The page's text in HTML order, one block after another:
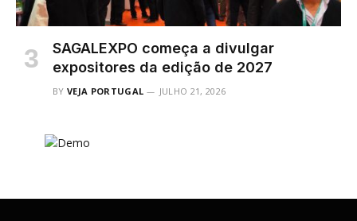
SAGALEXPO começa a divulgar
expositores da edição de 2027
BY VEJA PORTUGAL JULHO 21, 2026